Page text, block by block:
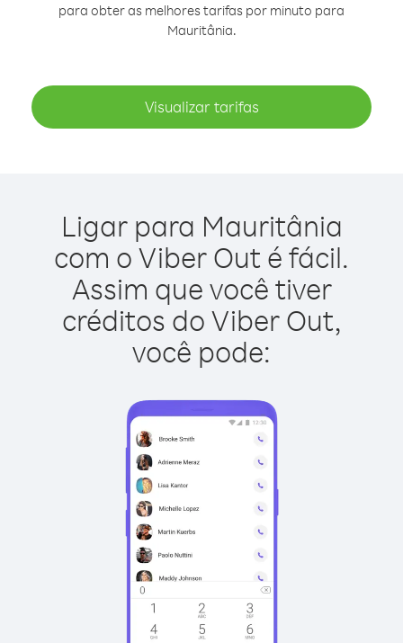
para obter as melhores tarifas por minuto para
Mauritânia.
Visualizar tarifas
Ligar para Mauritânia
com o Viber Out é fácil.
Assim que você tiver
créditos do Viber Out,
você pode: